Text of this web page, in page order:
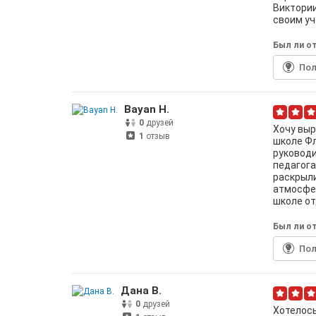
своим
Был ли
Bayan H.
0 друзей
1 отзыв
Хочу
школе
школе
Был ли
Дана B.
0 друзей